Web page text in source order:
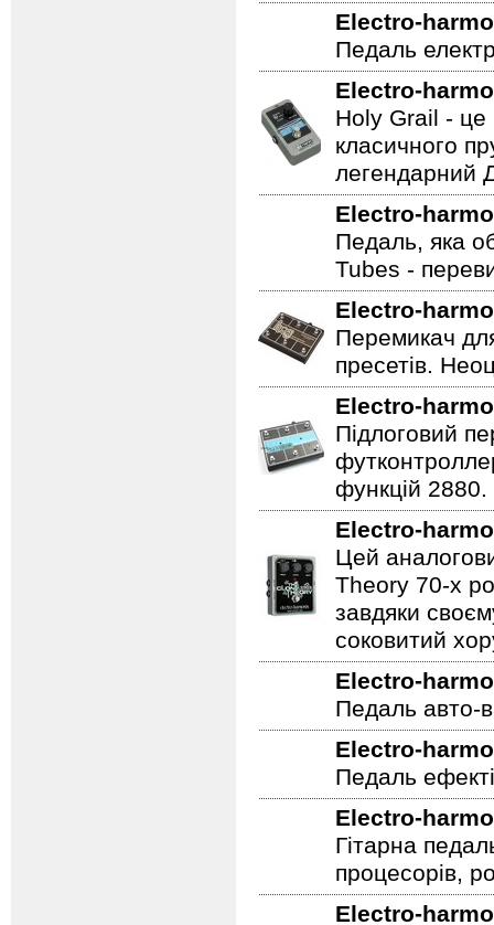
класичного
легендарний
Electro-
Педаль
Electro-
Holy Grail - це
класичного
легендарний
Electro-
Педаль, яка
Tubes -
Electro-
Перемикач
пресетів.
Electro-
Підлоговий
функцій 2880.
Electro-
Цей
Theory 70-х
завдяки
соковитий
Electro-
Педаль авто-
Electro-
Педаль
Electro-
Гітарна